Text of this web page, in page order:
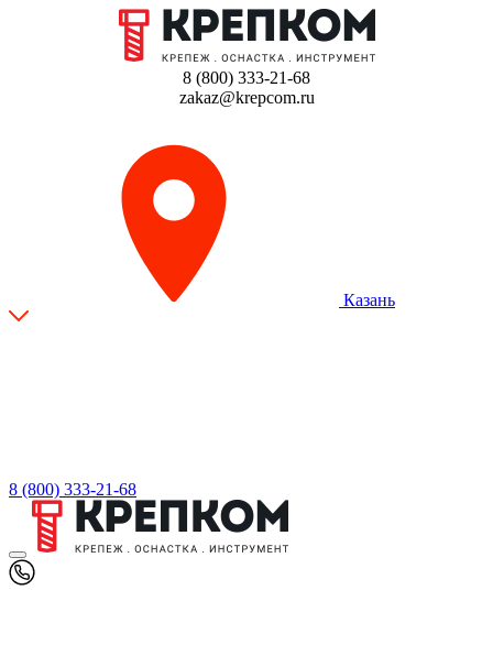
8 (800) 333-21-68
zakaz@krepcom.ru
Казань
8 (800) 333-21-68